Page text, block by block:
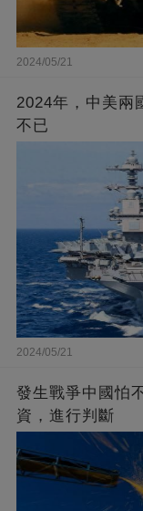
2024/05/21
2024年，中美兩
不已
2024/05/21
發生戰爭中國怕
資，進行判斷